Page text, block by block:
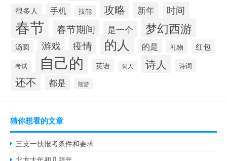
很多人 手机 技能 攻略 新年 时间
春节 春节期间 是一个 梦幻西游
汤圆 游戏 疫情 的人 的是 礼物 红包
考试 自己的 英语 词人 诗人 诗词
还不 都是 陆游
猜你想看的文章
三支一扶报考条件和要求